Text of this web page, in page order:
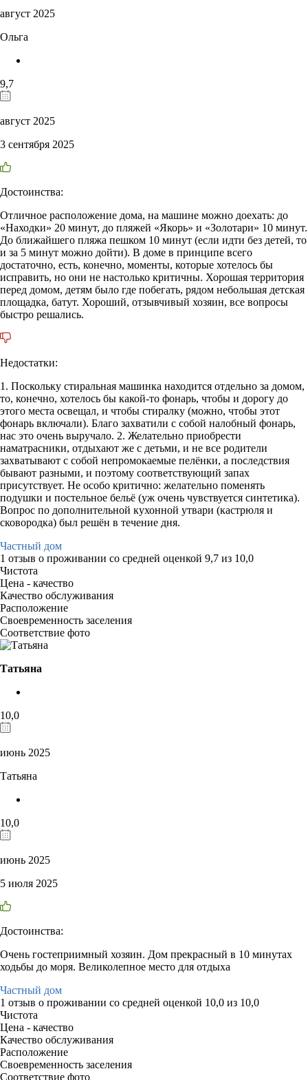
август 2025
Ольга
9,7
август 2025
3 сентября 2025
Достоинства:
Отличное расположение дома, на машине можно доехать: до
«Находки» 20 минут, до пляжей «Якорь» и «Золотари» 10 минут.
До ближайшего пляжа пешком 10 минут (если идти без детей, то
и за 5 минут можно дойти). В доме в принципе всего
достаточно, есть, конечно, моменты, которые хотелось бы
исправить, но они не настолько критичны. Хорошая территория
перед домом, детям было где побегать, рядом небольшая детская
площадка, батут. Хороший, отзывчивый хозяин, все вопросы
быстро решались.
Недостатки:
1. Поскольку стиральная машинка находится отдельно за домом,
то, конечно, хотелось бы какой-то фонарь, чтобы и дорогу до
этого места освещал, и чтобы стиралку (можно, чтобы этот
фонарь включали). Благо захватили с собой налобный фонарь,
нас это очень выручало. 2. Желательно приобрести
наматрасники, отдыхают же с детьми, и не все родители
захватывают с собой непромокаемые пелёнки, а последствия
бывают разными, и поэтому соответствующий запах
присутствует. Не особо критично: желательно поменять
подушки и постельное бельё (уж очень чувствуется синтетика).
Вопрос по дополнительной кухонной утвари (кастрюля и
сковородка) был решён в течение дня.
Частный дом
1 отзыв о проживании со средней оценкой 9,7 из 10,0
Чистота
Цена - качество
Качество обслуживания
Расположение
Своевременность заселения
Соответствие фото
Татьяна
10,0
июнь 2025
Татьяна
10,0
июнь 2025
5 июля 2025
Достоинства:
Очень гостеприимный хозяин. Дом прекрасный в 10 минутах
ходьбы до моря. Великолепное место для отдыха
Частный дом
1 отзыв о проживании со средней оценкой 10,0 из 10,0
Чистота
Цена - качество
Качество обслуживания
Расположение
Своевременность заселения
Соответствие фото